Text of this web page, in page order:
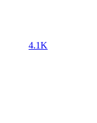
4.1K